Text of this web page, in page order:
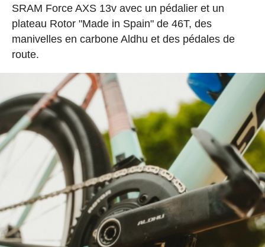
SRAM Force AXS 13v avec un pédalier et un
plateau Rotor "Made in Spain" de 46T, des
manivelles en carbone Aldhu et des pédales de
route.